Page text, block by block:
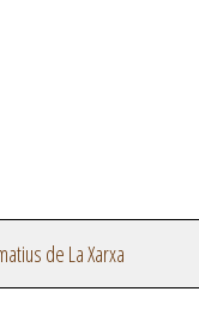
de La Xarxa